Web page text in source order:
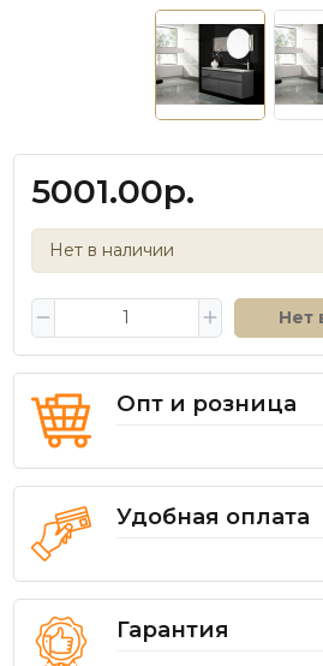
5001.00р.
Нет в наличии
Нет
Опт и розница
Удобная оплата
Гарантия